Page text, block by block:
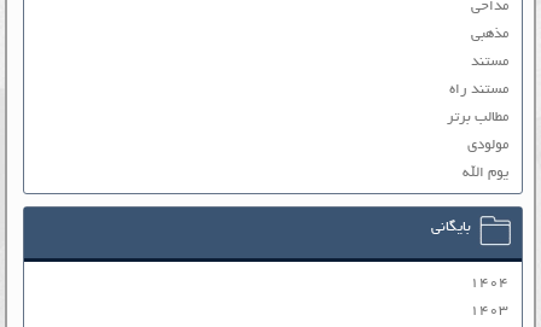
مداحی
مذهبی
مستند
مستند راه
مطالب برتر
مولودی
یوم الله
بایگانی
۱۴۰۴
۱۴۰۳